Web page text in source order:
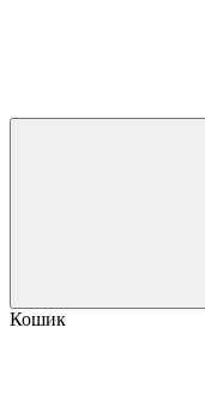
Кошик